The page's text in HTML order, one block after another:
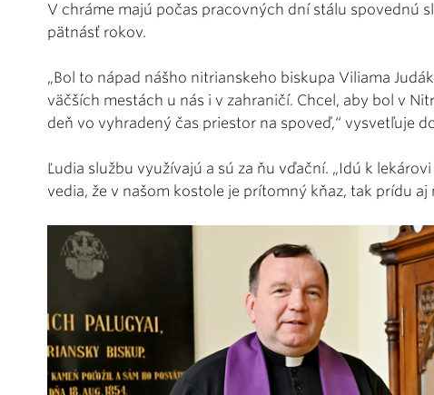
V chráme majú počas pracovných dní stálu spovednú
pätnásť rokov.
„Bol to nápad nášho nitrianskeho biskupa Viliama
väčších mestách u nás i v zahraničí. Chcel, aby bol v
deň vo vyhradený čas priestor na spoveď,“ vysvetľuje
Ľudia službu využívajú a sú za ňu vďační. „Idú k
vedia, že v našom kostole je prítomný kňaz, tak prídu aj